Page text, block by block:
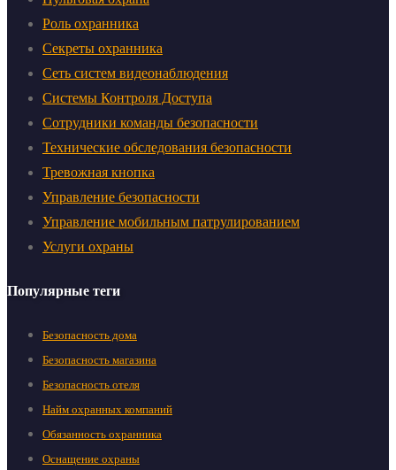
Роль охранника
Секреты охранника
Сеть систем видеонаблюдения
Системы Контроля Доступа
Сотрудники команды безопасности
Технические обследования безопасности
Тревожная кнопка
Управление безопасности
Управление мобильным патрулированием
Услуги охраны
Популярные теги
Безопасность дома
Безопасность магазина
Безопасность отеля
Найм охранных компаний
Обязанность охранника
Оснащение охраны